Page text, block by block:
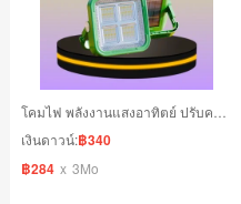
เงินดาวน์:฿340
฿284 x 3Mo